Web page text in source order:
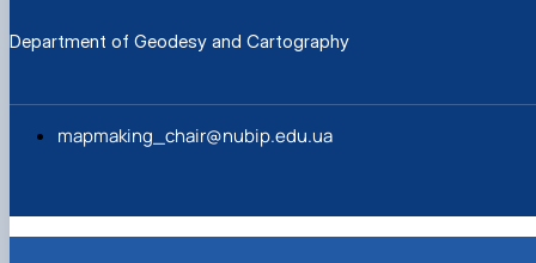
Department of Geodesy and Cartography
mapmaking_chair@nubip.edu.ua